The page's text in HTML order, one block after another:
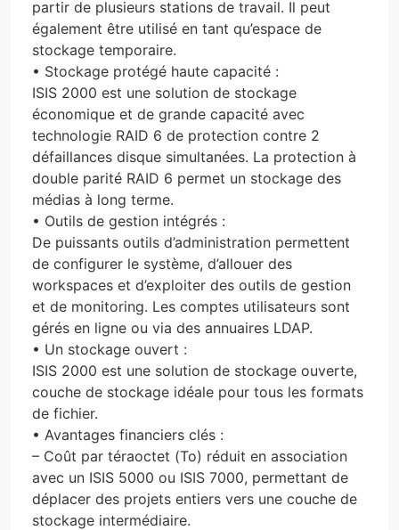
partir de plusieurs stations de travail. Il peut
également être utilisé en tant qu’espace de
stockage temporaire.
• Stockage protégé haute capacité :
ISIS 2000 est une solution de stockage
économique et de grande capacité avec
technologie RAID 6 de protection contre 2
défaillances disque simultanées. La protection à
double parité RAID 6 permet un stockage des
médias à long terme.
• Outils de gestion intégrés :
De puissants outils d’administration permettent
de configurer le système, d’allouer des
workspaces et d’exploiter des outils de gestion
et de monitoring. Les comptes utilisateurs sont
gérés en ligne ou via des annuaires LDAP.
• Un stockage ouvert :
ISIS 2000 est une solution de stockage ouverte,
couche de stockage idéale pour tous les formats
de fichier.
• Avantages financiers clés :
– Coût par téraoctet (To) réduit en association
avec un ISIS 5000 ou ISIS 7000, permettant de
déplacer des projets entiers vers une couche de
stockage intermédiaire.